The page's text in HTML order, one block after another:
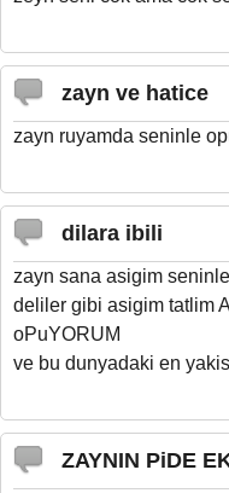
zayn ve hatice
zayn ruyamda seninle
dilara ibili
zayn sana asigim
deliler gibi asigim tatlim
oPuYORUM
ve bu dunyadaki en
ZAYNIN PiDE